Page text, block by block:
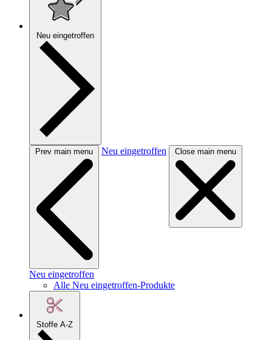
Neu eingetroffen
Prev main menu Neu eingetroffen Close main menu
Neu eingetroffen
Alle Neu eingetroffen-Produkte
Stoffe A-Z